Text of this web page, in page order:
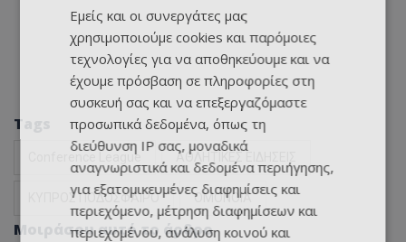
Tags
Conference League ΑΘΛΗΤΙΚΕΣ ΕΙΔΗΣΕΙΣ
ΚΥΠΡΟΣ ΠΟΔΟΣΦΑΙΡΟ ΟΜΟΝΟΙΑ
Μοιράσου αυτό το άρθρο
Εμείς και οι συνεργάτες μας
χρησιμοποιούμε cookies και παρόμοιες
τεχνολογίες για να αποθηκεύουμε και να
έχουμε πρόσβαση σε πληροφορίες στη
συσκευή σας και να επεξεργαζόμαστε
προσωπικά δεδομένα, όπως τη
διεύθυνση IP σας, μοναδικά
αναγνωριστικά και δεδομένα περιήγησης,
για εξατομικευμένες διαφημίσεις και
περιεχόμενο, μέτρηση διαφημίσεων και
περιεχομένου, ανάλυση κοινού και